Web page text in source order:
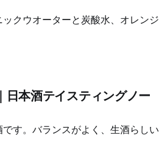
クウオーターと炭酸水、オレンジ
日本酒テイスティングノー
す。バランスがよく、生酒らしい